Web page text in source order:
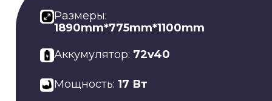
Размеры:
1890mm*775mm*1100mm
Аккумулятор: 72v40
Мощность: 17 Вт